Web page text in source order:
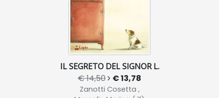
IL SEGRETO DEL SIGNOR L.
€ 14,50 € 13,78
Zanotti Cosetta ,